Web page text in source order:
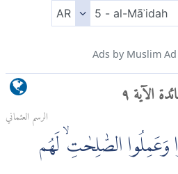
Ads by Muslim
الآية ٩
الرسم العثماني
وَعَمِلُوا الصّٰلِحٰتِ ۙ لَهُم